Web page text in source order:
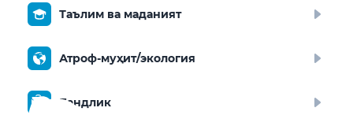
Таълим ва маданият
Атроф-муҳит/экология
Бандлик